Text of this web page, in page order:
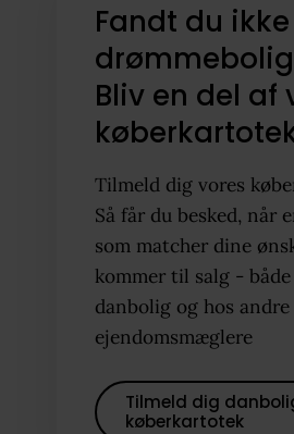
Fandt du ikke
Bliv en del af
Tilmeld dig vores
Så får du besked, når
som matcher dine
kommer til salg - både
danbolig og hos andre
ejendomsmæglere
Tilmeld dig
køberkartotek